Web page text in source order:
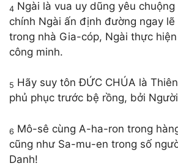
4 Ngài là vua uy dũng yêu
chính Ngài ấn định đường ngay lẽ
trong nhà Gia-cóp, Ngài thực
công minh.
5 Hãy suy tôn ĐỨC CHÚA là
phủ phục trước bệ rồng, bởi
6 Mô-sê cùng A-ha-ron trong
cũng như Sa-mu-en trong số
Danh!